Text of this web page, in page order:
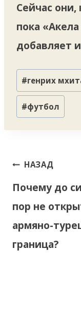
Сейчас
пока
добавляет
Метки
записи:
#генрих
#футбол
записям
НАЗАД
Почему до
пор не
армяно-
граница?